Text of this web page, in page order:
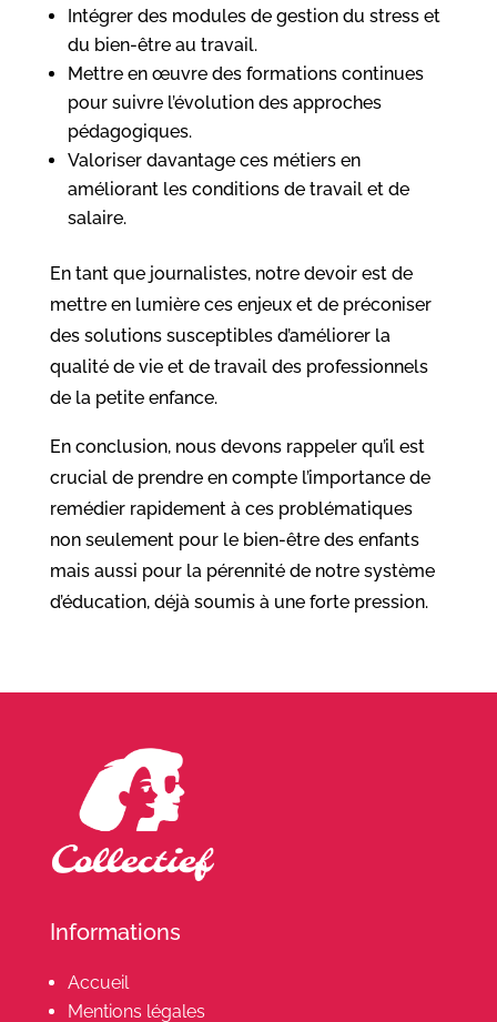
Intégrer des modules de gestion du stress et
du bien-être au travail.
Mettre en œuvre des formations continues
pour suivre l’évolution des approches
pédagogiques.
Valoriser davantage ces métiers en
améliorant les conditions de travail et de
salaire.
En tant que journalistes, notre devoir est de
mettre en lumière ces enjeux et de préconiser
des solutions susceptibles d’améliorer la
qualité de vie et de travail des professionnels
de la petite enfance.
En conclusion, nous devons rappeler qu’il est
crucial de prendre en compte l’importance de
remédier rapidement à ces problématiques
non seulement pour le bien-être des enfants
mais aussi pour la pérennité de notre système
d’éducation, déjà soumis à une forte pression.
Informations
Accueil
Mentions légales